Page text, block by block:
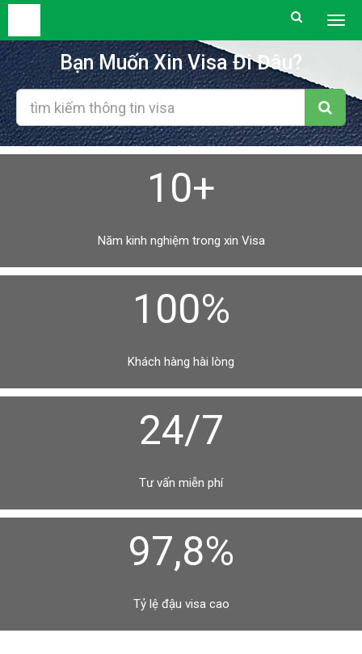
Bạn Muốn Xin Visa Đi Đâu?
10+
Năm kinh nghiệm trong xin Visa
100%
Khách hàng hài lòng
24/7
Tư vấn miễn phí
97,8%
Tỷ lệ đậu visa cao